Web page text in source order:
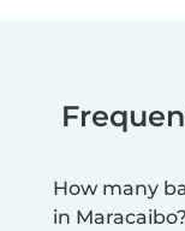
How many
in Maracaibo?